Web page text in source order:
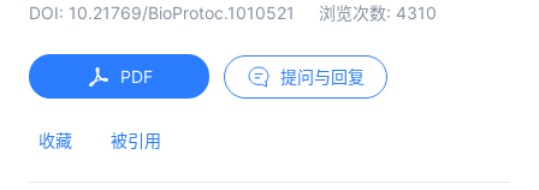
DOI: 10.21769/BioProtoc.1010521 浏览次数: 4310
PDF 提问与回复
收藏 被引用